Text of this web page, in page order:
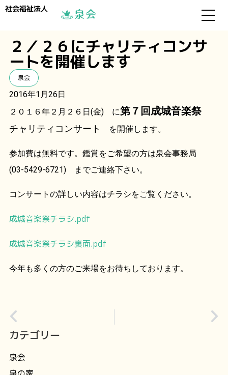
社会福祉法人
２／２６にチャリティコンサ
ートを開催します
泉会
2016年1月26日
２０１６年２月２６日(金) に第７回成城音楽祭
チャリティコンサート を開催します。
参加費は無料です。鑑賞をご希望の方は泉会事務局
(03-5429-6721) までご連絡下さい。
コンサートの詳しい内容はチラシをご覧ください。
成城音楽祭チラシ.pdf
成城音楽祭チラシ裏面.pdf
今年も多くの方のご来場をお待ちしております。
カテゴリー
泉会